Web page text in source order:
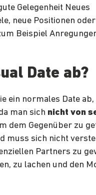
Gelegenheit Neues
neue Positionen
Beispiel
Date ab?
ein normales Date
man sich nicht von
dem Gegenüber zu
muss sich nicht
Partners zu
zu lachen und den